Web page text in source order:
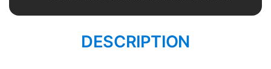
DESCRIPTION